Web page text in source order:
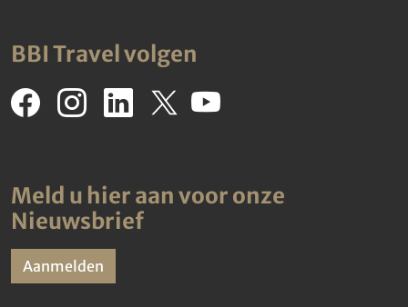
Reisdetails Inbegrepen
In onderstaande links zijn meer details te lezen over het
Vluchtinformatie Transavia.
Transferinformatie van/naar Kuusamo Airport.
Autohuur informatie Fins Lapland.
Informatie Skigebied Ruka, Lapland.
Landen informatie Noord-Finland/Lapland.